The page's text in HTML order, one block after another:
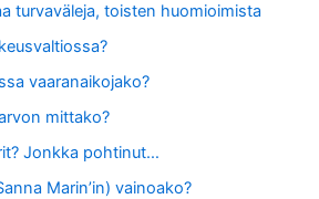
turvaväleja, toisten huomioimista
vaaranaikojako?
mittako?
Jonkka pohtinut…
Marin’in) vainoako?